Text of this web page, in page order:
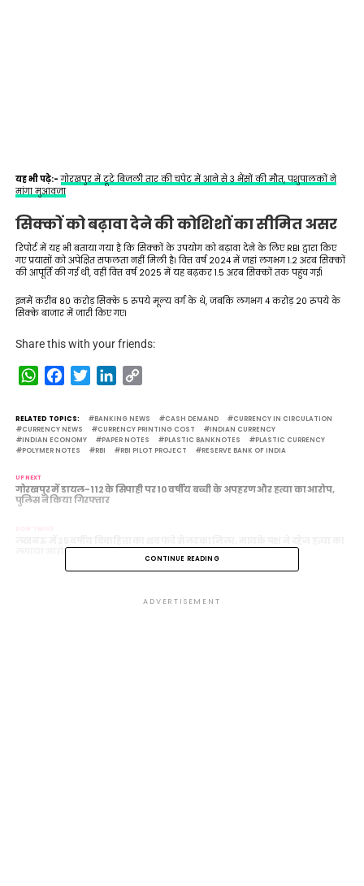
यह भी पढ़े:- गोरखपुर में टूटे बिजली तार की चपेट में आने से 3 भैंसों की मौत, पशुपालकों ने
मांगा मुआवजा
सिक्कों को बढ़ावा देने की कोशिशों का सीमित असर
रिपोर्ट में यह भी बताया गया है कि सिक्कों के उपयोग को बढ़ावा देने के लिए RBI द्वारा किए
गए प्रयासों को अपेक्षित सफलता नहीं मिली है। वित्त वर्ष 2024 में जहां लगभग 1.2 अरब सिक्कों
की आपूर्ति की गई थी, वहीं वित्त वर्ष 2025 में यह बढ़कर 1.5 अरब सिक्कों तक पहुंच गई।
इनमें करीब 80 करोड़ सिक्के 5 रुपये मूल्य वर्ग के थे, जबकि लगभग 4 करोड़ 20 रुपये के
सिक्के बाजार में जारी किए गए।
Share this with your friends:
WhatsAppFacebookTwitterLinkedIn
RELATED TOPICS: BANKING NEWS CASH DEMAND
CURRENCY IN CIRCULATION
CURRENCY NEWS
CURRENCY PRINTING COST
INDIAN CURRENCY
INDIAN ECONOMY
PAPER NOTES PLASTIC BANKNOTES
PLASTIC CURRENCY
POLYMER NOTES
RBI RBI PILOT PROJECT RESERVE BANK OF INDIA
UP NEXT
गोरखपुर में डायल-112 के सिपाही पर 10 वर्षीय बच्ची के अपहरण और हत्या का आरोप,
पुलिस ने किया गिरफ्तार
लगाया आरोप
CONTINUE READING
ADVERTISEMENT